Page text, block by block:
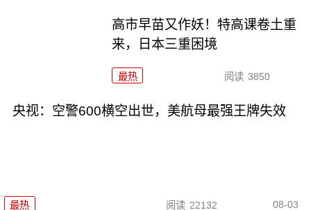
高市早苗又作妖！特高课卷土重
来，日本三重困境
最热 阅读 3850
央视：空警600横空出世，美航母最强王牌失效
最热 阅读 22132 08-03